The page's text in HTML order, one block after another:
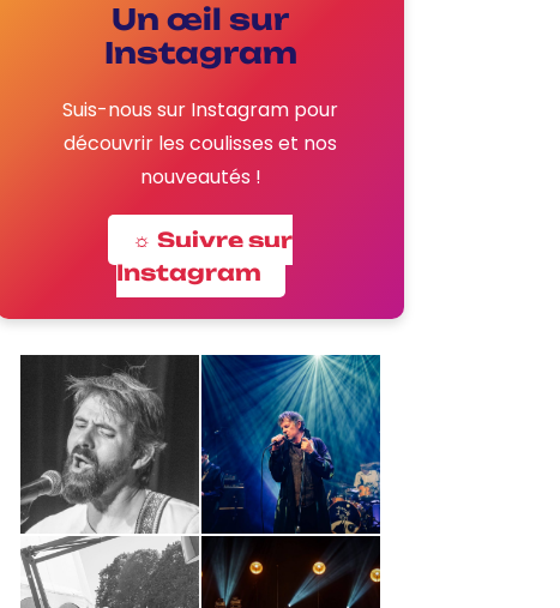
Un œil sur
Instagram
Suis-nous sur Instagram pour
découvrir les coulisses et nos
nouveautés !
☼ Suivre sur
Instagram